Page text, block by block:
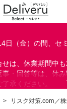
日（金）の間、セ
は、休業期間中
・回答等は、休
承ください。
> リスク対策.com／